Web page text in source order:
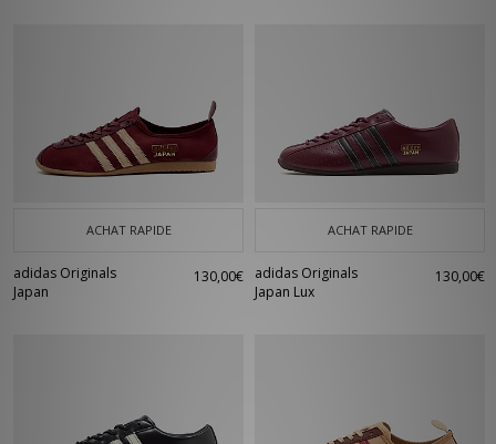
ACHAT RAPIDE
adidas Originals
Japan
130,00€
ACHAT RAPIDE
adidas Originals
Japan Lux
130,00€